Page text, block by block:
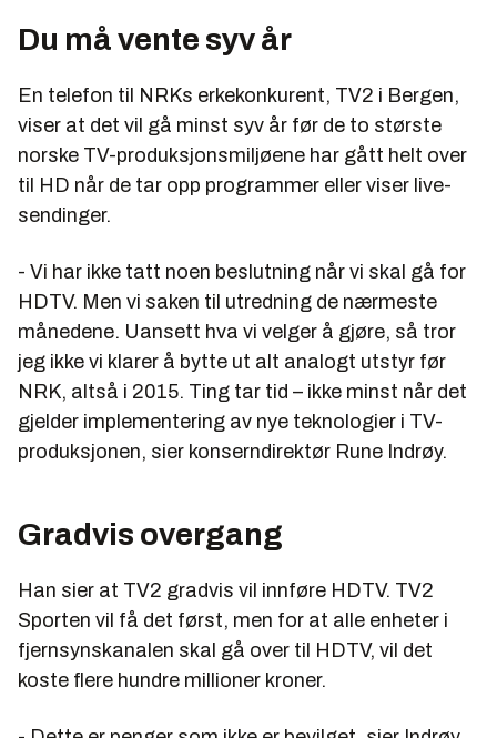
Du må vente syv år
En telefon til NRKs erkekonkurent, TV2 i Bergen,
viser at det vil gå minst syv år før de to største
norske TV-produksjonsmiljøene har gått helt over
til HD når de tar opp programmer eller viser live-
sendinger.
- Vi har ikke tatt noen beslutning når vi skal gå for
HDTV. Men vi saken til utredning de nærmeste
månedene. Uansett hva vi velger å gjøre, så tror
jeg ikke vi klarer å bytte ut alt analogt utstyr før
NRK, altså i 2015. Ting tar tid – ikke minst når det
gjelder implementering av nye teknologier i TV-
produksjonen, sier konserndirektør Rune Indrøy.
Gradvis overgang
Han sier at TV2 gradvis vil innføre HDTV. TV2
Sporten vil få det først, men for at alle enheter i
fjernsynskanalen skal gå over til HDTV, vil det
koste flere hundre millioner kroner.